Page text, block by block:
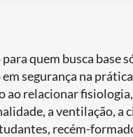
quem busca base
segurança na
relacionar
a ventilação, a
recém-